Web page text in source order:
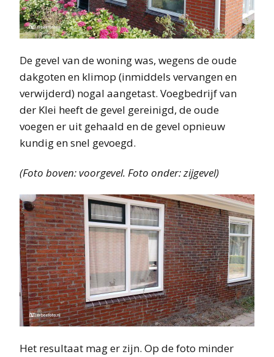
De gevel van de woning was, wegens de oude
dakgoten en klimop (inmiddels vervangen en
verwijderd) nogal aangetast. Voegbedrijf van
der Klei heeft de gevel gereinigd, de oude
voegen er uit gehaald en de gevel opnieuw
kundig en snel gevoegd.
(Foto boven: voorgevel. Foto onder: zijgevel)
Het resultaat mag er zijn. Op de foto minder